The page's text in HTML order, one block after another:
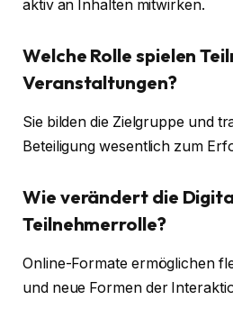
aktiv an Inhalten mitwirken.
Welche Rolle spielen
Veranstaltungen?
Sie bilden die Zielgruppe und
Beteiligung wesentlich zum
Wie verändert die
Teilnehmerrolle?
Online-Formate ermöglichen
und neue Formen der